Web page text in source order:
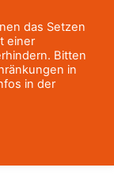
das Setzen
einer
Bitten
in
in der